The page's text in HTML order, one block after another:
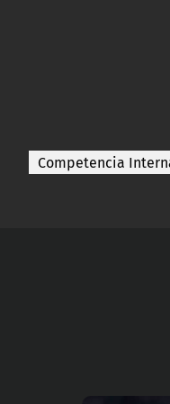
Competencia